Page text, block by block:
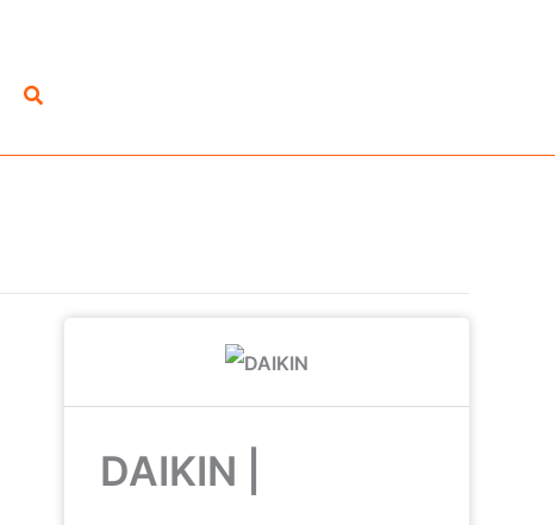
Suchen
DAIKIN |